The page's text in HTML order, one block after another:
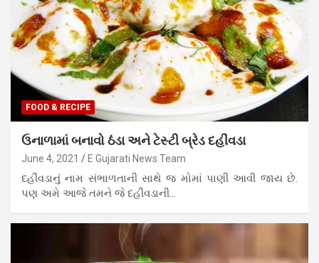
FOOD & RECIPE
ઉનાળામાં બનાવો ઠંડા અને ટેસ્ટી બ્રેડ દહીંવડા
June 4, 2021 E Gujarati News Team
દહીંવડાનું નામ સંભાળતાની સાથે જ મોમાં પાણી આવી જાય છે.
પણ અમે આજે તમને જે દહીંવડાની…